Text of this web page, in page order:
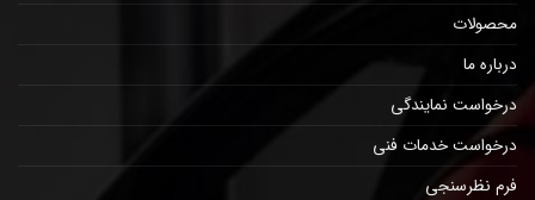
محصولات
درباره ما
درخواست نمایندگی
درخواست خدمات فنی
فرم نظرسنجی